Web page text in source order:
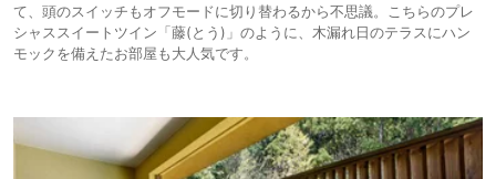
て、頭のスイッチもオフモードに切り替わるから不思議。こちらのプレ
シャススイートツイン「藤(とう)」のように、木漏れ日のテラスにハン
モックを備えたお部屋も大人気です。